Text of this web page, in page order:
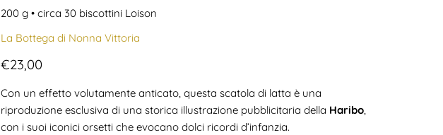
200 g • circa 30 biscottini Loison
La Bottega di Nonna Vittoria
Prezzo attuale
€23,00
Con un effetto volutamente anticato, questa scatola di latta è una
riproduzione esclusiva di una storica illustrazione pubblicitaria della Haribo,
con i suoi iconici orsetti che evocano dolci ricordi d’infanzia.